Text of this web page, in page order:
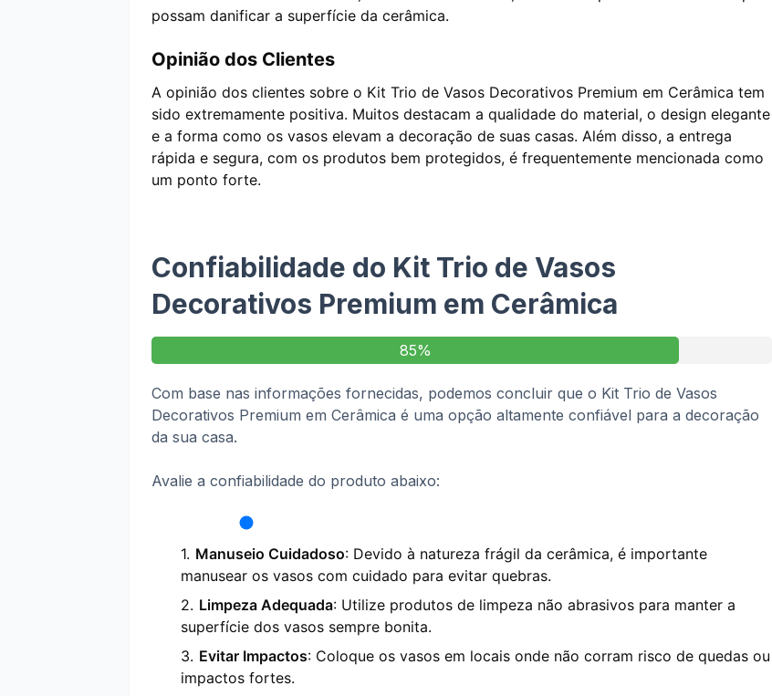
possam danificar a superfície da cerâmica.
Opinião dos Clientes
A opinião dos clientes sobre o Kit Trio de Vasos Decorativos Premium em Cerâmica tem
sido extremamente positiva. Muitos destacam a qualidade do material, o design elegante
e a forma como os vasos elevam a decoração de suas casas. Além disso, a entrega
rápida e segura, com os produtos bem protegidos, é frequentemente mencionada como
um ponto forte.
Confiabilidade do Kit Trio de Vasos
Decorativos Premium em Cerâmica
85%
Com base nas informações fornecidas, podemos concluir que o Kit Trio de Vasos
Decorativos Premium em Cerâmica é uma opção altamente confiável para a decoração
da sua casa.
Avalie a confiabilidade do produto abaixo:
Manuseio Cuidadoso: Devido à natureza frágil da cerâmica, é importante
manusear os vasos com cuidado para evitar quebras.
Limpeza Adequada: Utilize produtos de limpeza não abrasivos para manter a
superfície dos vasos sempre bonita.
Evitar Impactos: Coloque os vasos em locais onde não corram risco de quedas ou
impactos fortes.